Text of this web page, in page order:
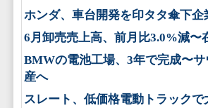
ホンダ、車台開発を印タタ傘下
6月卸売売上高、前月比3.0%減〜
BMWの電池工場、3年で完成〜
産へ
スレート、低価格電動トラック